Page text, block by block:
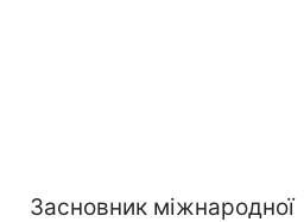
Засновник міжнародної